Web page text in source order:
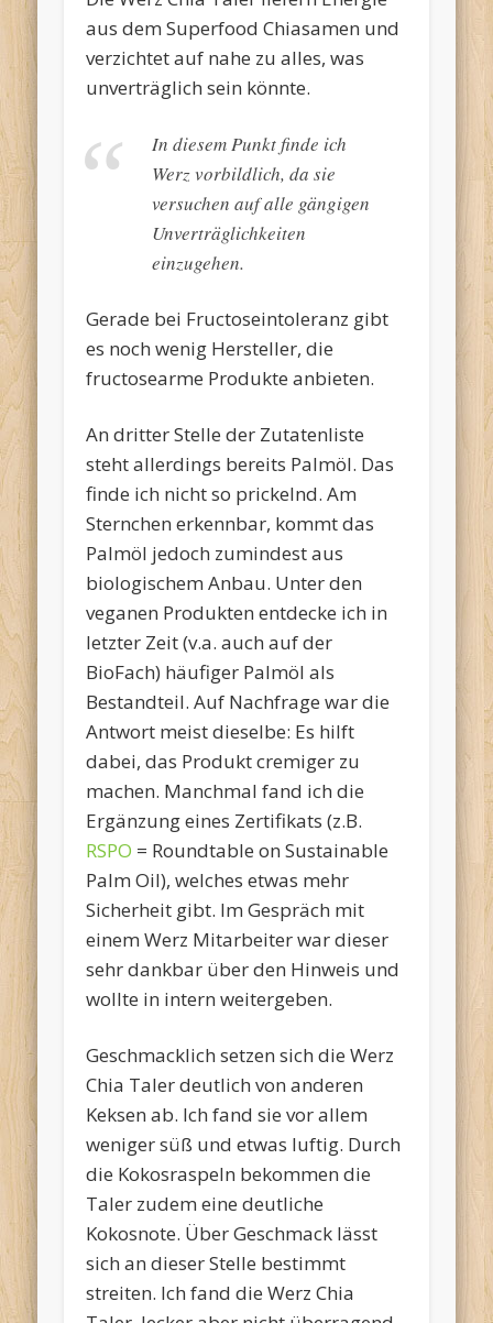
aus dem Superfood Chiasamen und
verzichtet auf nahe zu alles, was
unverträglich sein könnte.
In diesem Punkt finde ich
Werz vorbildlich, da sie
versuchen auf alle gängigen
Unverträglichkeiten
einzugehen.
Gerade bei Fructoseintoleranz gibt
es noch wenig Hersteller, die
fructosearme Produkte anbieten.
An dritter Stelle der Zutatenliste
steht allerdings bereits Palmöl. Das
finde ich nicht so prickelnd. Am
Sternchen erkennbar, kommt das
Palmöl jedoch zumindest aus
biologischem Anbau. Unter den
veganen Produkten entdecke ich in
letzter Zeit (v.a. auch auf der
BioFach) häufiger Palmöl als
Bestandteil. Auf Nachfrage war die
Antwort meist dieselbe: Es hilft
dabei, das Produkt cremiger zu
machen. Manchmal fand ich die
Ergänzung eines Zertifikats (z.B.
RSPO = Roundtable on Sustainable
Palm Oil), welches etwas mehr
Sicherheit gibt. Im Gespräch mit
einem Werz Mitarbeiter war dieser
sehr dankbar über den Hinweis und
wollte in intern weitergeben.
Geschmacklich setzen sich die Werz
Chia Taler deutlich von anderen
Keksen ab. Ich fand sie vor allem
weniger süß und etwas luftig. Durch
die Kokosraspeln bekommen die
Taler zudem eine deutliche
Kokosnote. Über Geschmack lässt
sich an dieser Stelle bestimmt
streiten. Ich fand die Werz Chia